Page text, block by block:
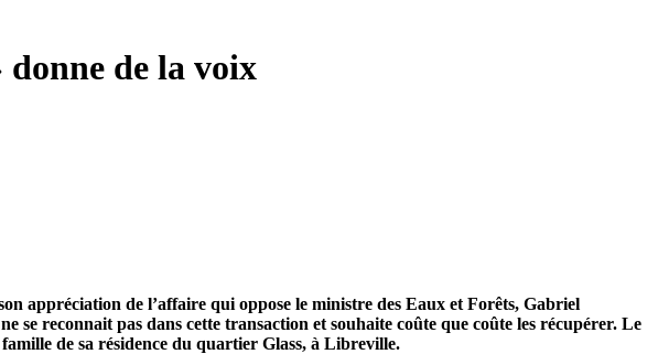
de la voix
appréciation de l’affaire qui oppose le ministre des Eaux et Forêts, Gabriel
se reconnait pas dans cette transaction et souhaite coûte que coûte les récupérer. Le
de sa résidence du quartier Glass, à Libreville.